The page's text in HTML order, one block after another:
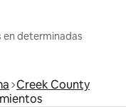
en determinadas
Creek County